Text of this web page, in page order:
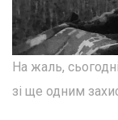
На жаль,
зі ще одним